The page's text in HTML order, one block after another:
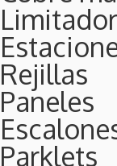
Rejillas
Paneles
Parklets